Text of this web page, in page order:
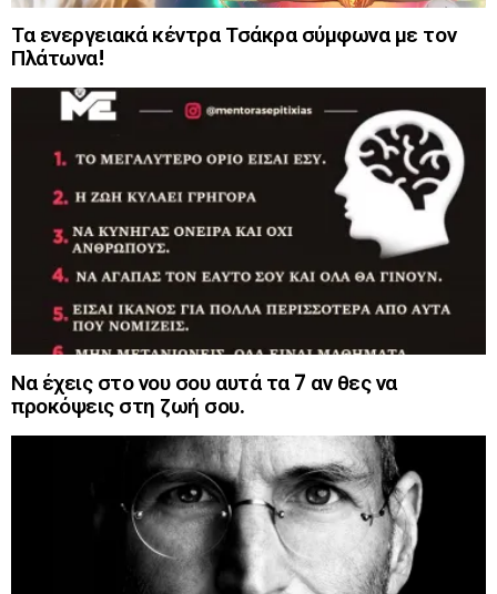
Τα ενεργειακά κέντρα Τσάκρα σύμφωνα με τον
Πλάτωνα!
Να έχεις στο νου σου αυτά τα 7 αν θες να
προκόψεις στη ζωή σου.